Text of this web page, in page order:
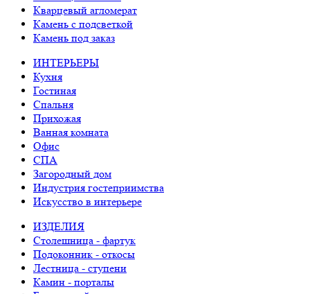
Кварцевый агломерат
Камень с подсветкой
Камень под заказ
ИНТЕРЬЕРЫ
Кухня
Гостиная
Спальня
Прихожая
Ванная комната
Офис
СПА
Загородный дом
Индустрия гостеприимства
Искусство в интерьере
ИЗДЕЛИЯ
Столешница - фартук
Подоконник - откосы
Лестница - ступени
Камин - порталы